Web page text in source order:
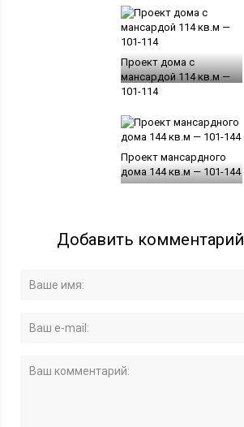
Проект дома с
мансардой 114 кв.м —
101-114
Проект мансардного
дома 144 кв.м — 101-144
Добавить комментарий